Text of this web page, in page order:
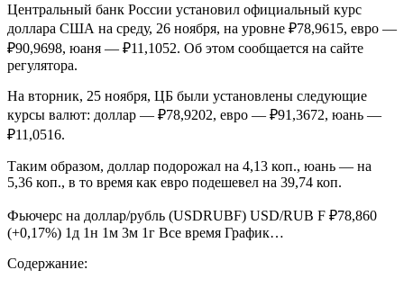
Центральный банк России установил официальный курс
доллара США на среду, 26 ноября, на уровне ₽78,9615, евро —
₽90,9698, юаня — ₽11,1052. Об этом сообщается на сайте
регулятора.
На вторник, 25 ноября, ЦБ были установлены следующие
курсы валют: доллар — ₽78,9202, евро — ₽91,3672, юань —
₽11,0516.
Таким образом, доллар подорожал на 4,13 коп., юань — на
5,36 коп., в то время как евро подешевел на 39,74 коп.
Фьючерс на доллар/рубль (USDRUBF) USD/RUB F ₽78,860
(+0,17%) 1д 1н 1м 3м 1г Все время График…
Содержание: